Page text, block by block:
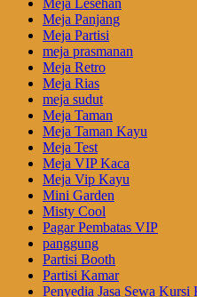
Meja Lesehan
Meja Panjang
Meja Partisi
meja prasmanan
Meja Retro
Meja Rias
meja sudut
Meja Taman
Meja Taman Kayu
Meja Test
Meja VIP Kaca
Meja Vip Kayu
Mini Garden
Misty Cool
Pagar Pembatas VIP
panggung
Partisi Booth
Partisi Kamar
Penyedia Jasa Sewa